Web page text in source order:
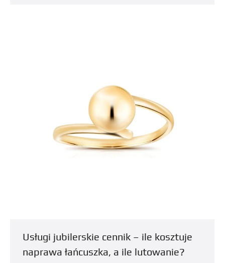
Usługi jubilerskie cennik – ile kosztuje
naprawa łańcuszka, a ile lutowanie?